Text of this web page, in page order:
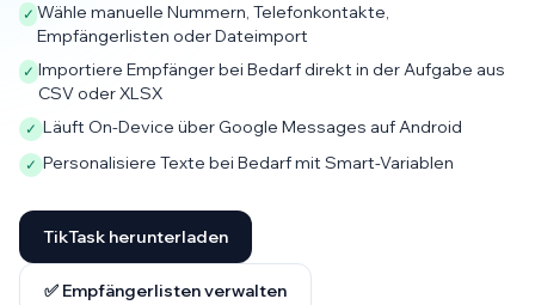
✓ Wähle manuelle Nummern, Telefonkontakte,
Empfängerlisten oder Dateimport
✓ Importiere Empfänger bei Bedarf direkt in der Aufgabe aus
CSV oder XLSX
✓ Läuft On-Device über Google Messages auf Android
✓ Personalisiere Texte bei Bedarf mit Smart-Variablen
TikTask herunterladen
✅ Empfängerlisten verwalten